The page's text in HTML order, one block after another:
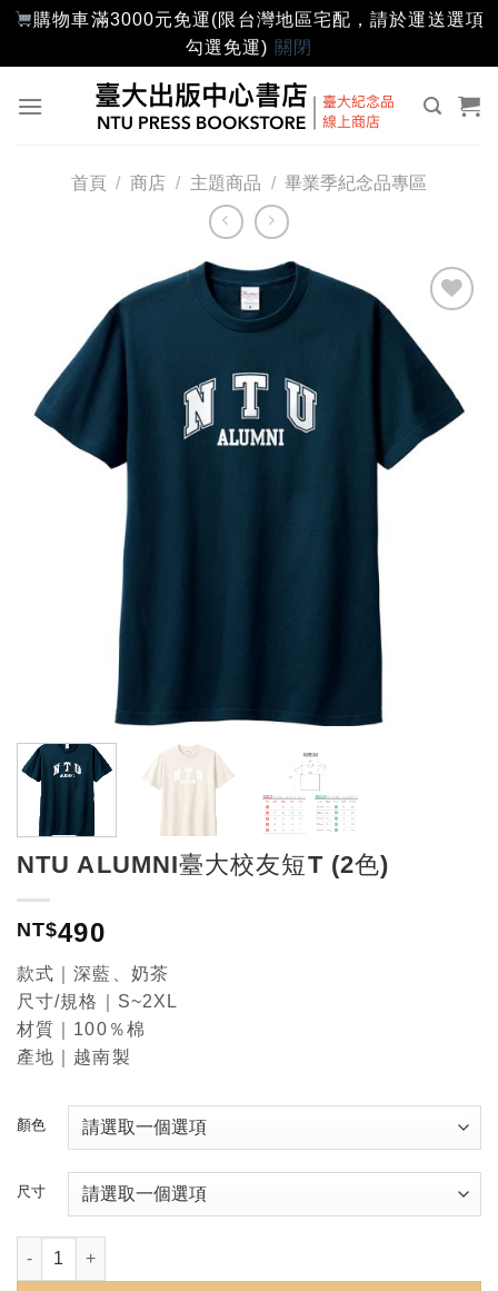
購物車滿3000元免運(限台灣地區宅配，請於運送選項
勾選免運) 關閉
首頁 / 商店 / 主題商品 / 畢業季紀念品專區
望輕
單」
NTU ALUMNI臺大校友短T (2色)
NT$490
款式｜深藍、奶茶
尺寸/規格｜S~2XL
材質｜100％棉
產地｜越南製
顏色
尺寸
NTU ALUMNI臺大校友短T (2色) 數量